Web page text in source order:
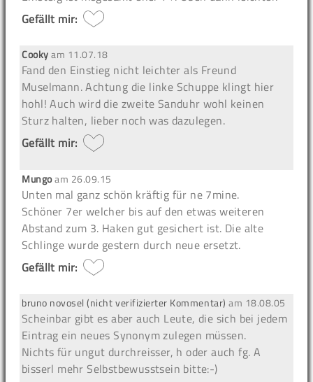
Gefällt mir:
Cookyam 11.07.18
Fand den Einstieg nicht leichter als Freund
Muselmann. Achtung die linke Schuppe klingt hier
hohl! Auch wird die zweite Sanduhr wohl keinen
Sturz halten, lieber noch was dazulegen.
Gefällt mir:
Mungoam 26.09.15
Unten mal ganz schön kräftig für ne 7mine.
Schöner 7er welcher bis auf den etwas weiteren
Abstand zum 3. Haken gut gesichert ist. Die alte
Schlinge wurde gestern durch neue ersetzt.
Gefällt mir:
bruno novosel (nicht verifizierter Kommentar) am 18.08.05
Scheinbar gibt es aber auch Leute, die sich bei jedem
Eintrag ein neues Synonym zulegen müssen.
Nichts für ungut durchreisser, h oder auch fg. A
bisserl mehr Selbstbewusstsein bitte:-)